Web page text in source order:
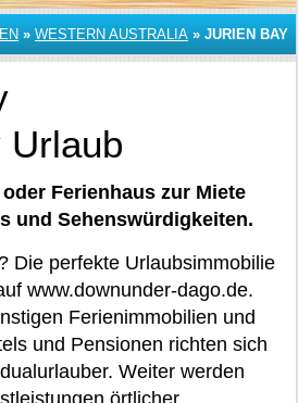
» WESTERN AUSTRALIA » JURIEN BAY
Urlaub
Ferienhaus zur Miete
und Sehenswürdigkeiten.
Die perfekte Urlaubsimmobilie
www.downunder-dago.de.
Ferienimmobilien und
und Pensionen richten sich
Weiter werden
örtlicher